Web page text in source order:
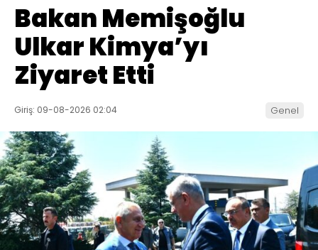
Bakan Memişoğlu
Ulkar Kimya’yı
Ziyaret Etti
Giriş: 09-08-2026 02:04 Genel